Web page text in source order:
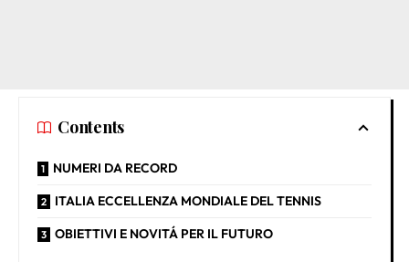
Contents
NUMERI DA RECORD
ITALIA ECCELLENZA MONDIALE DEL TENNIS
OBIETTIVI E NOVITÁ PER IL FUTURO